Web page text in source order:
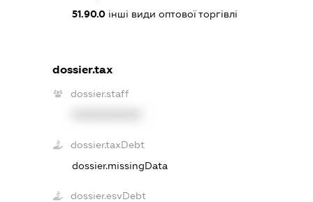
51.90.0 інші види оптової торгівлі
dossier.tax
dossier.staff
dossier.taxDebt
dossier.missingData
dossier.esvDebt